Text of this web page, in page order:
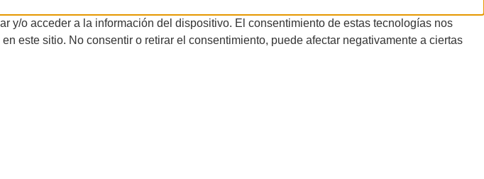
y/o acceder a la información del dispositivo. El consentimiento de estas tecnologías nos
este sitio. No consentir o retirar el consentimiento, puede afectar negativamente a ciertas